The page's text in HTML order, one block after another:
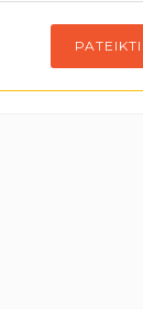
PATEIKTI